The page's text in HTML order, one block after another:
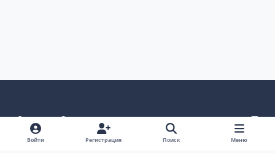
Светлый режим
Темный режим
Как в системе
v
k
Политика конфиденциальности
Войти Регистрация Поиск Меню